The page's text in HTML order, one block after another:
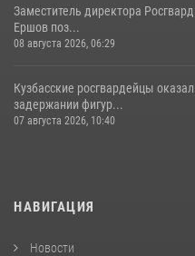
Заместитель директора
Ершов поз...
08 августа 2026, 06:29
Кузбасские росгвардейцы
задержании фигур...
07 августа 2026, 10:40
НАВИГАЦИЯ
Новости